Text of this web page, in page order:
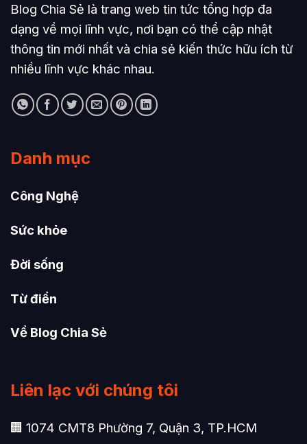
Blog Chia Sẻ là trang web tin tức tổng hợp đa
dạng về mọi lĩnh vực, nơi bạn có thể cập nhật
thông tin mới nhất và chia sẻ kiến thức hữu ích từ
nhiều lĩnh vực khác nhau.
Danh mục
Công Nghệ
Sức khỏe
Đời sống
Từ điển
Về Blog Chia Sẻ
Liên lạc với chúng tôi
🏢 1074 CMT8 Phường 7, Quận 3, TP.HCM